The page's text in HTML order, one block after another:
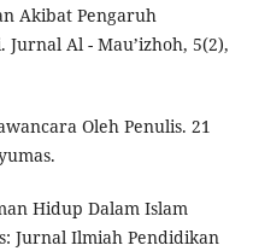
Akibat Pengaruh
Al - Mau’izhoh, 5(2),
Oleh Penulis. 21
Hidup Dalam Islam
Jurnal Ilmiah Pendidikan